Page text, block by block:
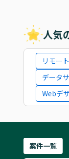
人気
リモー
データ
Webデ
案件一覧